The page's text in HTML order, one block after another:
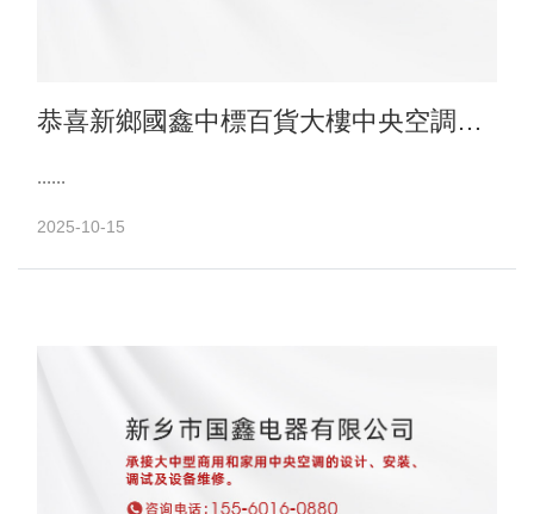
恭喜新鄉國鑫中標百貨大樓中央空調項
......
2025-10-15